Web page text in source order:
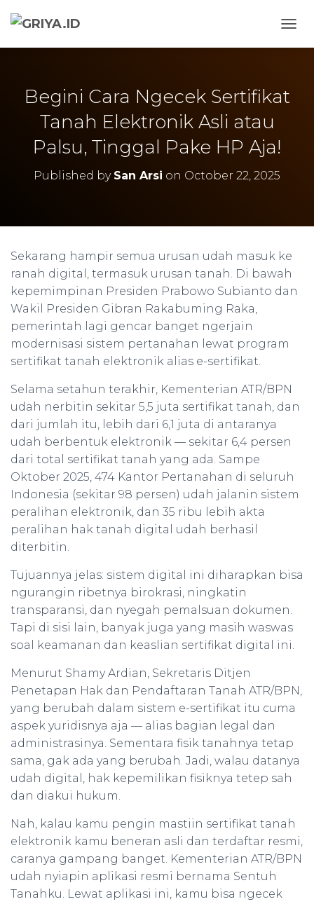
Begini Cara Ngecek Sertifikat
Tanah Elektronik Asli atau
Palsu, Tinggal Pake HP Aja!
Published by San Arsi on October 22, 2025
Sekarang hampir semua urusan udah masuk ke
ranah digital, termasuk urusan tanah. Di bawah
kepemimpinan Presiden Prabowo Subianto dan
Wakil Presiden Gibran Rakabuming Raka,
pemerintah lagi gencar banget ngerjain
modernisasi sistem pertanahan lewat program
sertifikat tanah elektronik alias e-sertifikat.
Selama setahun terakhir, Kementerian ATR/BPN
udah nerbitin sekitar 5,5 juta sertifikat tanah, dan
dari jumlah itu, lebih dari 6,1 juta di antaranya
udah berbentuk elektronik — sekitar 6,4 persen
dari total sertifikat tanah yang ada. Sampe
Oktober 2025, 474 Kantor Pertanahan di seluruh
Indonesia (sekitar 98 persen) udah jalanin sistem
peralihan elektronik, dan 35 ribu lebih akta
peralihan hak tanah digital udah berhasil
diterbitin.
Tujuannya jelas: sistem digital ini diharapkan bisa
ngurangin ribetnya birokrasi, ningkatin
transparansi, dan nyegah pemalsuan dokumen.
Tapi di sisi lain, banyak juga yang masih waswas
soal keamanan dan keaslian sertifikat digital ini.
Menurut Shamy Ardian, Sekretaris Ditjen
Penetapan Hak dan Pendaftaran Tanah ATR/BPN,
yang berubah dalam sistem e-sertifikat itu cuma
aspek yuridisnya aja — alias bagian legal dan
administrasinya. Sementara fisik tanahnya tetap
sama, gak ada yang berubah. Jadi, walau datanya
udah digital, hak kepemilikan fisiknya tetep sah
dan diakui hukum.
Nah, kalau kamu pengin mastiin sertifikat tanah
elektronik kamu beneran asli dan terdaftar resmi,
caranya gampang banget. Kementerian ATR/BPN
udah nyiapin aplikasi resmi bernama Sentuh
Tanahku. Lewat aplikasi ini, kamu bisa ngecek